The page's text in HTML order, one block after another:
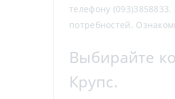
телефону
потребностей.
Выбирайте
Крупс.